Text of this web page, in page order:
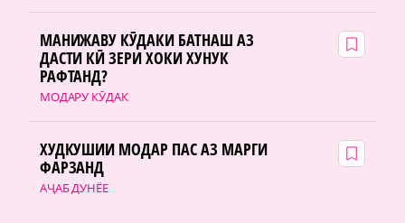
МОДАРУ КӮДАК
МАНИЖАВУ КӮДАКИ БАТНАШ АЗ
ДАСТИ КӢ ЗЕРИ ХОКИ ХУНУК
РАФТАНД?
АҶАБ ДУНЁЕ
ХУДКУШИИ МОДАР ПАС АЗ МАРГИ
ФАРЗАНД